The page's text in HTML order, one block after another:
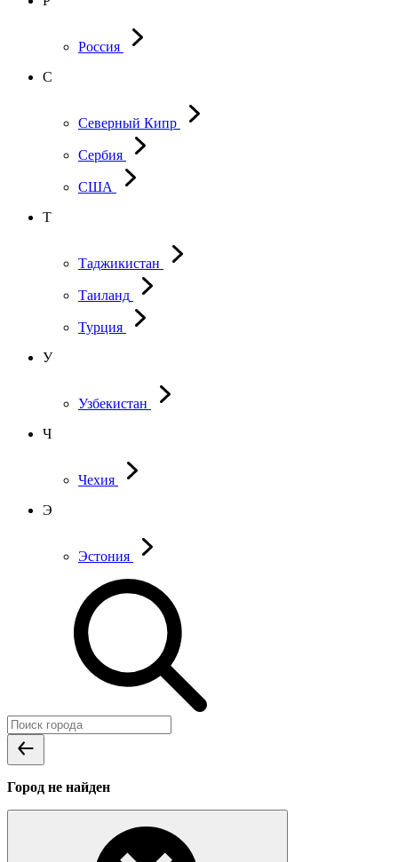
Россия
С
Северный Кипр
Сербия
США
Т
Таджикистан
Таиланд
Турция
У
Узбекистан
Ч
Чехия
Э
Эстония
Город не найден